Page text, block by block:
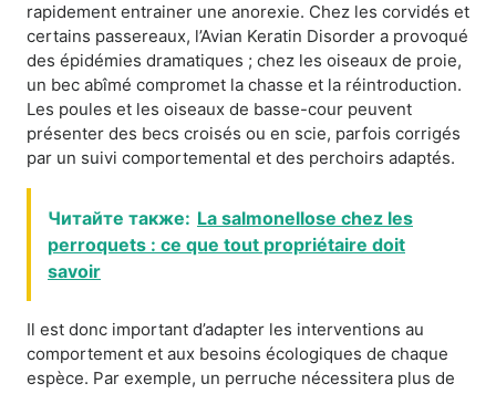
rapidement entrainer une anorexie. Chez les corvidés et
certains passereaux, l’Avian Keratin Disorder a provoqué
des épidémies dramatiques ; chez les oiseaux de proie,
un bec abîmé compromet la chasse et la réintroduction.
Les poules et les oiseaux de basse-cour peuvent
présenter des becs croisés ou en scie, parfois corrigés
par un suivi comportemental et des perchoirs adaptés.
Читайте также: La salmonellose chez les
perroquets : ce que tout propriétaire doit
savoir
Il est donc important d’adapter les interventions au
comportement et aux besoins écologiques de chaque
espèce. Par exemple, un perruche nécessitera plus de